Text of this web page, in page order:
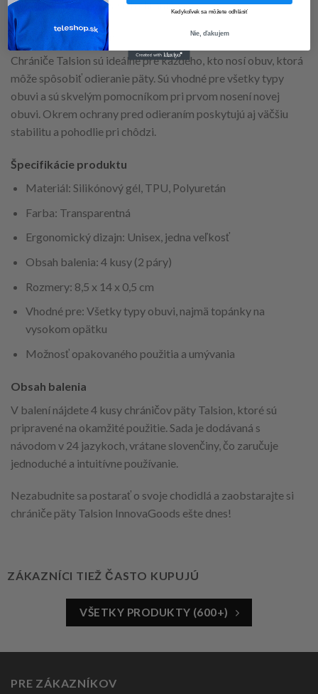
životnosť a hygienu vašich chráničov.
Všestranné využitie
Chrániče Talsion sú ideálne pre každého, kto nosí obuv, ktorá
môže spôsobiť odieranie päty. Sú vhodné pre všetky typy
obuvi a sú skvelým pomocníkom pri prvom nosení novej
obuvi. Okrem ochrany pred odieraním poskytujú aj väčšiu
stabilitu a pohodlie pri chôdzi.
Špecifikácie produktu
Materiál: Silikónový gél, TPU, Polyuretán
Farba: Transparentná
Ergonomický dizajn: Unisex, jedna veľkosť
Obsah balenia: 4 kusy (2 páry)
Rozmery: 8,5 x 14 x 0,5 cm
Vhodné pre: Všetky typy obuvi, najmä topánky na
vysokom opätku
Možnosť opakovaného použitia a umývania
Obsah balenia
V balení nájdete 4 kusy chráničov päty Talsion, ktoré sú
pripravené na okamžité použitie. Sada je dodávaná s
návodom v 24 jazykoch, vrátane slovenčiny, čo zaručuje
jednoduché a intuitívne používanie.
Nezabudnite sa postarať o svoje chodidlá a zaobstarajte si
chrániče päty Talsion InnovaGoods ešte dnes!
ZÁKAZNÍCI TIEŽ ČASTO KUPUJÚ
VŠETKY PRODUKTY (600+)
PRE ZÁKAZNÍKOV
Kedykoľvek sa môžete odhlásiť
Nie, ďakujem